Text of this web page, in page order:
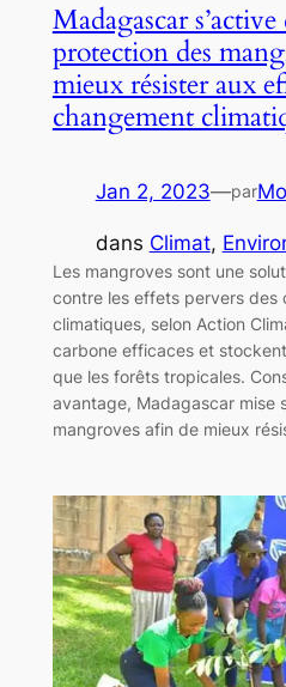
Madagascar
protection des
mieux résister aux
changement
Jan 2, 2023—par
dans Climat,
Les mangroves sont une
contre les effets pervers des
climatiques, selon Action
carbone efficaces et
que les forêts tropicales.
avantage, Madagascar mise
mangroves afin de mieux